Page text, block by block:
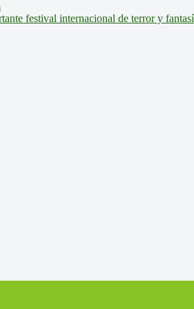
festival internacional de terror y